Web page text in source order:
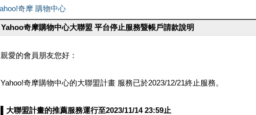
Yahoo奇摩購物中心大聯盟 平台停止服務暨帳戶請款說明
親愛的會員朋友您好：
Yahoo!奇摩購物中心的大聯盟計畫 服務已於2023/12/21終止服務。
▌大聯盟計畫的推薦服務運行至2023/11/14 23:59止